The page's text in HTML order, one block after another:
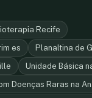
Recife
es
Planaltina de
Unidade Básica
Doenças Raras na